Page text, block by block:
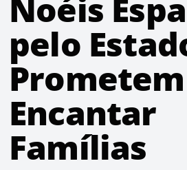
Noéis
pelo
Prometem
Encantar
Famílias